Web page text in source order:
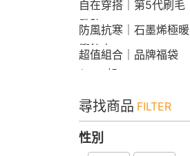
自在穿搭｜第5代刷毛
發熱Bra T
防風抗寒｜石墨烯極暖
衝鋒衣
超值組合｜品牌福袋
$599起
尋找商品 FILTER
性別